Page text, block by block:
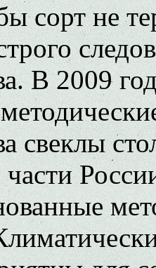
сорт не
В 2009
свеклы